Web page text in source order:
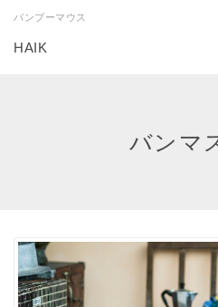
バンブーマウス
HAIK
バンマ